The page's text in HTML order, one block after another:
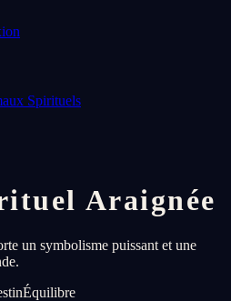
Spirituels
Araignée
un symbolisme puissant et une
Équilibre